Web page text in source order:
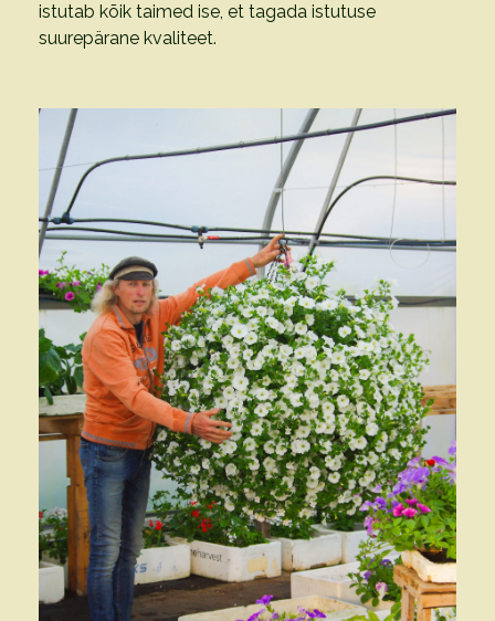
istutab kõik taimed ise, et tagada istutuse
suurepärane kvaliteet.